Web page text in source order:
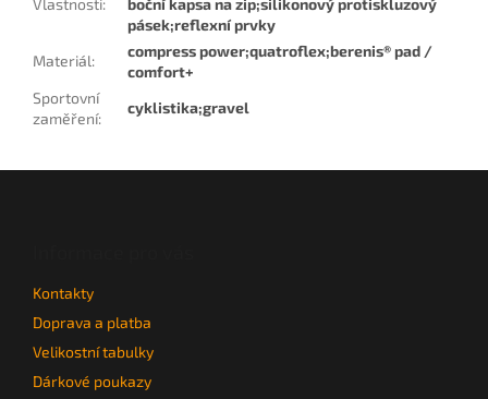
Vlastnosti:
boční kapsa na zip;silikonový protiskluzový
pásek;reflexní prvky
Materiál:
compress power;quatroflex;berenis® pad /
comfort+
Sportovní
zaměření:
cyklistika;gravel
Kontakty
Doprava a platba
Velikostní tabulky
Dárkové poukazy